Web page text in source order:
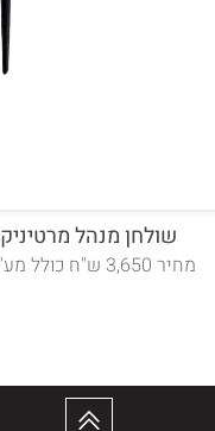
שולחן מנהל מרטיניק
מחיר 3,650 ש"ח כולל מע"מ.